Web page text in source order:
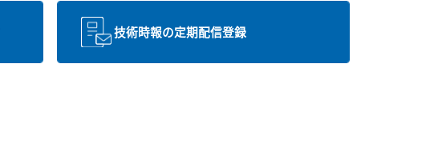
技術時報の定期配信登録